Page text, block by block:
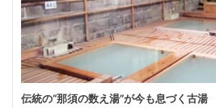
伝統の“那須の数え湯”が今も息づく古湯